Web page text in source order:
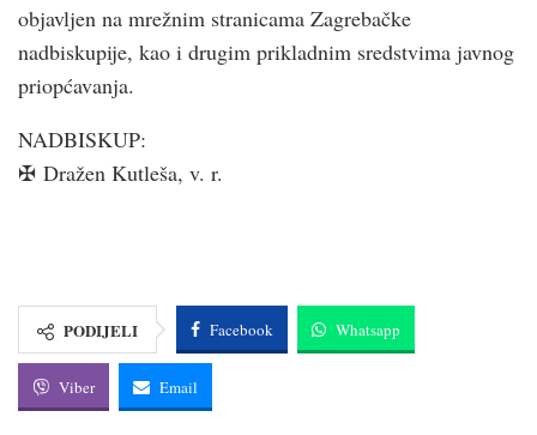
objavljen na mrežnim stranicama Zagrebačke
nadbiskupije, kao i drugim prikladnim sredstvima javnog
priopćavanja.
NADBISKUP:
✠ Dražen Kutleša, v. r.
PODIJELI Facebook Whatsapp
Viber Email